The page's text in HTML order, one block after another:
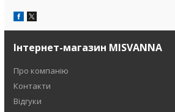
Інтернет-магазин MISVANNA
Про компанію
Контакти
Відгуки